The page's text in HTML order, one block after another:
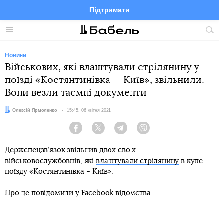
Меню
Підтримати
FacebookTelegramTwitter
Новини
Військових, які влаштували стрілянину у
поїзді «Костянтинівка — Київ», звільнили.
Вони везли таємні документи
Автор:
Олексій Ярмоленко Дата:
15:45, 06 квітня 2021
Facebook Twitter Telegram
Держспецзв’язок звільнив двох своїх
військовослужбовців, які влаштували стрілянину в купе
поїзду «Костянтинівка – Київ».
Про це повідомили у Facebook відомства.